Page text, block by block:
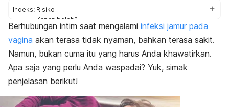
Indeks: Risiko
Kapan boleh?
Tips aman
Berhubungan intim saat mengalami infeksi jamur pada
vagina akan terasa tidak nyaman, bahkan terasa sakit.
Namun, bukan cuma itu yang harus Anda khawatirkan.
Apa saja yang perlu Anda waspadai? Yuk, simak
penjelasan berikut!